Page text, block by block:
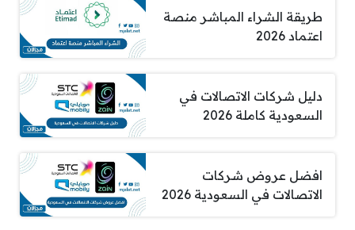
طريقة الشراء المباشر منصة
اعتماد 2026
دليل شركات الاتصالات في
السعودية كاملة 2026
افضل عروض شركات
الاتصالات في السعودية 2026